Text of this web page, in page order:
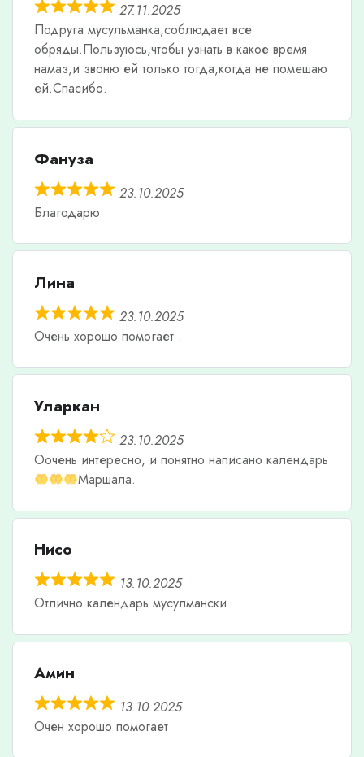
27.11.2025
Подруга мусульманка,соблюдает все
обряды.Пользуюсь,чтобы узнать в какое время
намаз,и звоню ей только тогда,когда не помешаю
ей.Спасибо.
Фануза
23.10.2025
Благодарю
Лина
23.10.2025
Очень хорошо помогает .
Уларкан
23.10.2025
Оочень интересно, и понятно написано календарь
Маршала.
Нисо
13.10.2025
Отлично календарь мусулмански
Амин
13.10.2025
Очен хорошо помогает